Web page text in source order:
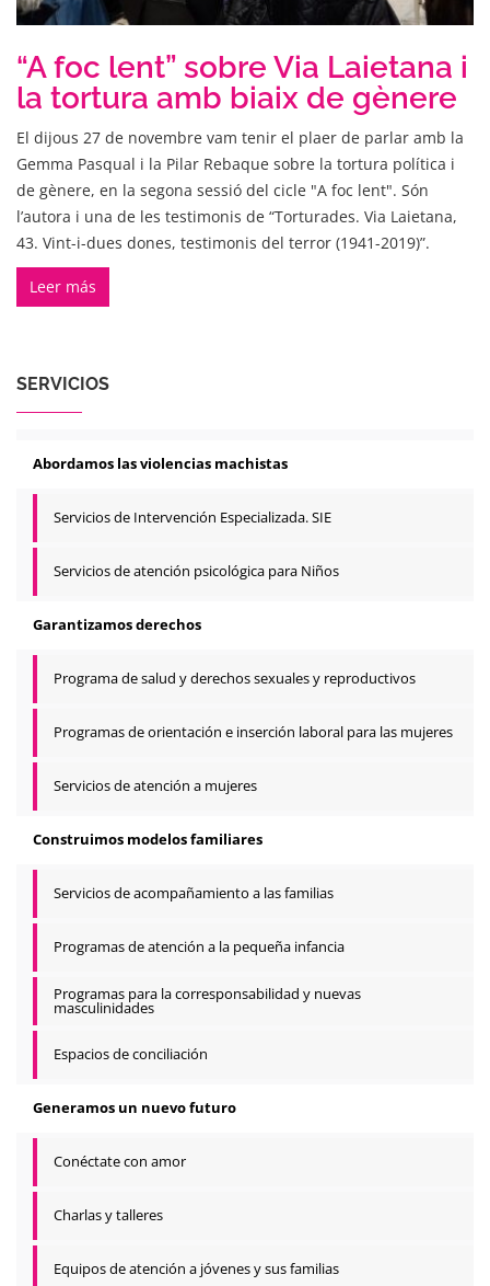
SERVICIOS
Abordamos las violencias machistas
Servicios de Intervención Especializada. SIE
Servicios de atención psicológica para Niños
Garantizamos derechos
Programa de salud y derechos sexuales y reproductivos
Programas de orientación e inserción laboral para las mujeres
Servicios de atención a mujeres
Construimos modelos familiares
Servicios de acompañamiento a las familias
Programas de atención a la pequeña infancia
Programas para la corresponsabilidad y nuevas
masculinidades
Espacios de conciliación
Generamos un nuevo futuro
Conéctate con amor
Charlas y talleres
Equipos de atención a jóvenes y sus familias
“A foc lent” sobre Via Laietana i
la tortura amb biaix de gènere
El dijous 27 de novembre vam tenir el plaer de parlar amb la
Gemma Pasqual i la Pilar Rebaque sobre la tortura política i
de gènere, en la segona sessió del cicle "A foc lent". Són
l’autora i una de les testimonis de “Torturades. Via Laietana,
43. Vint-i-dues dones, testimonis del terror (1941-2019)”.
Leer más